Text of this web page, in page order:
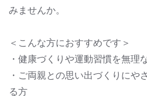
みませんか。
＜こんな方におすすめです＞
・健康づくりや運動習慣を無理
・ご両親との思い出づくりにや
る方